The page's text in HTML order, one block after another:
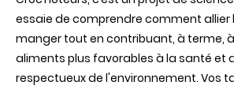
essaie de comprendre comment allier
manger tout en contribuant, à terme,
aliments plus favorables à la santé et
respectueux de l'environnement. Vos